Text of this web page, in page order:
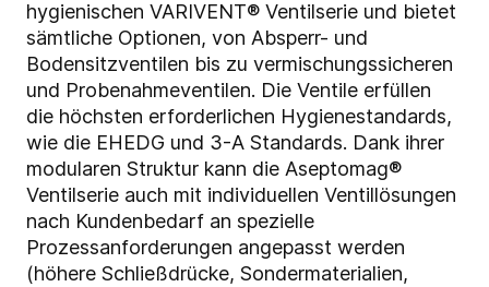
hygienischen VARIVENT® Ventilserie und bietet
sämtliche Optionen, von Absperr- und
Bodensitzventilen bis zu vermischungssicheren
und Probenahmeventilen. Die Ventile erfüllen
die höchsten erforderlichen Hygienestandards,
wie die EHEDG und 3-A Standards. Dank ihrer
modularen Struktur kann die Aseptomag®
Ventilserie auch mit individuellen Ventillösungen
nach Kundenbedarf an spezielle
Prozessanforderungen angepasst werden
(höhere Schließdrücke, Sondermaterialien,